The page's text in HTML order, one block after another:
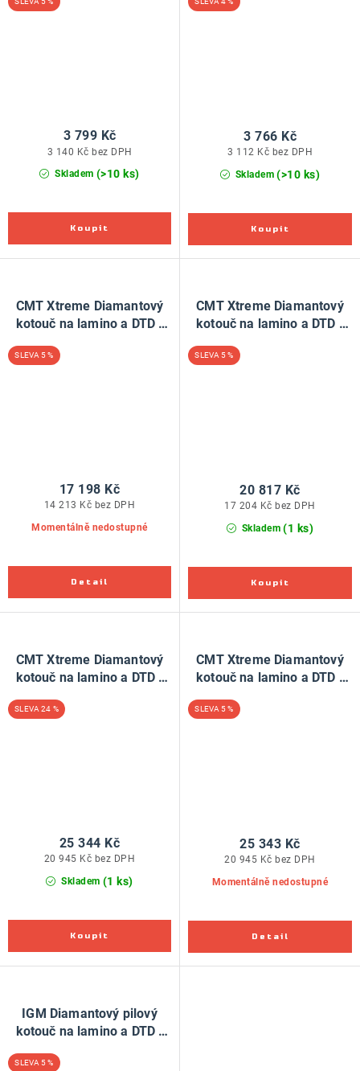
Skladem (>10 ks)
3 140 Kč bez DPH
3 799 Kč
Skladem (>10 ks)
3 112 Kč bez DPH
3 766 Kč
CMT Xtreme Diamantový
kotouč na lamino a DTD -
5 %
Momentálně nedostupné
14 213 Kč bez DPH
17 198 Kč
CMT Xtreme Diamantový
kotouč na lamino a DTD -
5 %
Skladem (1 ks)
17 204 Kč bez DPH
20 817 Kč
CMT Xtreme Diamantový
kotouč na lamino a DTD -
24 %
Skladem (1 ks)
20 945 Kč bez DPH
25 344 Kč
CMT Xtreme Diamantový
kotouč na lamino a DTD -
5 %
Momentálně nedostupné
20 945 Kč bez DPH
25 343 Kč
IGM Diamantový pilový
kotouč na lamino a DTD -
5 %